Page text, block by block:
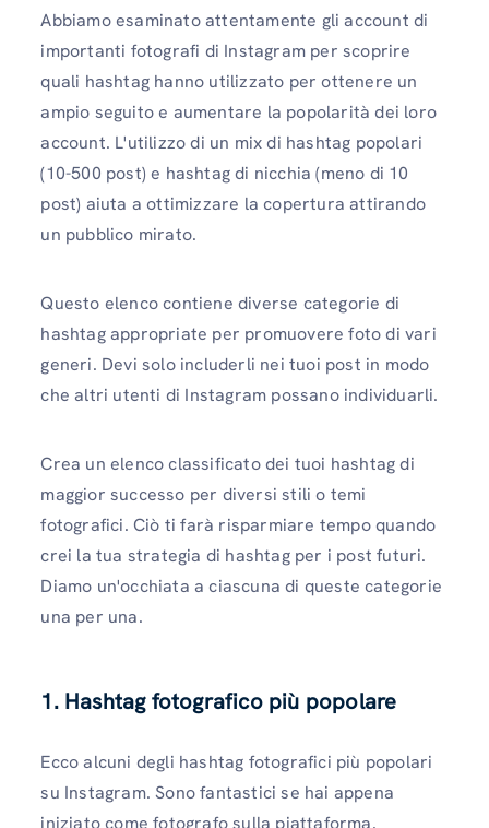
Abbiamo esaminato attentamente gli account di
importanti fotografi di Instagram per scoprire
quali hashtag hanno utilizzato per ottenere un
ampio seguito e aumentare la popolarità dei loro
account. L'utilizzo di un mix di hashtag popolari
(10-500 post) e hashtag di nicchia (meno di 10
post) aiuta a ottimizzare la copertura attirando
un pubblico mirato.
Questo elenco contiene diverse categorie di
hashtag appropriate per promuovere foto di vari
generi. Devi solo includerli nei tuoi post in modo
che altri utenti di Instagram possano individuarli.
Crea un elenco classificato dei tuoi hashtag di
maggior successo per diversi stili o temi
fotografici. Ciò ti farà risparmiare tempo quando
crei la tua strategia di hashtag per i post futuri.
Diamo un'occhiata a ciascuna di queste categorie
una per una.
1. Hashtag fotografico più popolare
Ecco alcuni degli hashtag fotografici più popolari
su Instagram. Sono fantastici se hai appena
iniziato come fotografo sulla piattaforma.